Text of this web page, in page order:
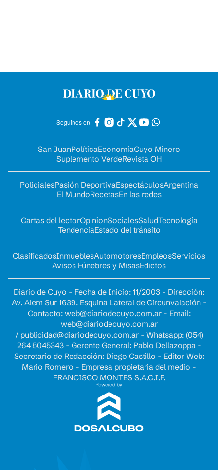
Seguinos en:
San JuanPolíticaEconomíaCuyo Minero
Suplemento VerdeRevista OH
PolicialesPasión DeportivaEspectáculosArgentina
El MundoRecetasEn las redes
Cartas del lectorOpinionSocialesSaludTecnología
TendenciaEstado del tránsito
ClasificadosInmueblesAutomotoresEmpleosServicios
Avisos Fúnebres y MisasEdictos
Diario de Cuyo - Fecha de Inicio: 11/2003 - Dirección:
Av. Alem Sur 1639. Esquina Lateral de Circunvalación -
Contacto: web@diariodecuyo.com.ar- Email:
web@diariodecuyo.com.ar
/ publicidad@diariodecuyo.com.ar- Whatsapp: (054)
264 5045343 - Gerente General: Pablo Dellazoppa -
Secretario de Redacción: Diego Castillo - Editor Web:
Mario Romero - Empresa propietaria del medio -
FRANCISCO MONTES S.A.C.I.F.